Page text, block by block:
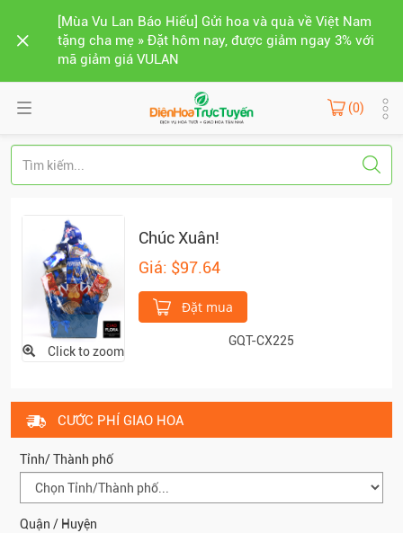
[Mùa Vu Lan Báo Hiếu] Gửi hoa và quà về Việt Nam
tặng cha mẹ » Đặt hôm nay, được giảm ngay 3% với
mã giảm giá VULAN
(0)
Click to zoom
Chúc Xuân!
Giá: $97.64
Đặt mua
GQT-CX225
CƯỚC PHÍ GIAO HOA
Tỉnh/ Thành phố
Quận / Huyện